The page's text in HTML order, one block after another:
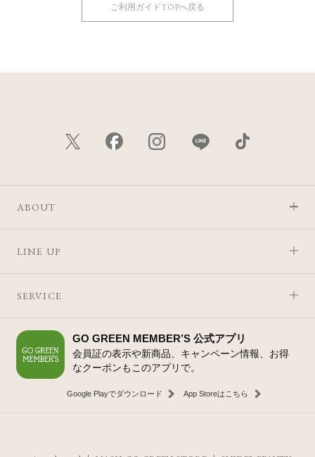
ご利用ガイドTOPへ戻る
ABOUT
LINE UP
SERVICE
GO GREEN MEMBER’S 公式アプリ
会員証の表示や新商品、キャンペーン情報、お得
なクーポンもこのアプリで。
Google Playでダウンロード App Storeはこちら